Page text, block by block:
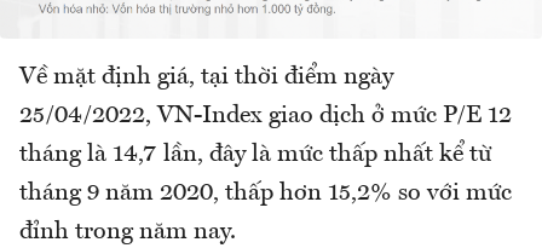
Về mặt định giá, tại thời điểm ngày
25/04/2022, VN-Index giao dịch ở mức P/E 12
tháng là 14,7 lần, đây là mức thấp nhất kể từ
tháng 9 năm 2020, thấp hơn 15,2% so với mức
đỉnh trong năm nay.